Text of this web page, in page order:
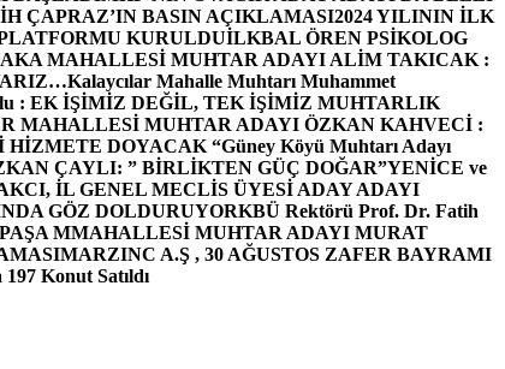
ÇAPRAZ’IN BASIN AÇIKLAMASI2024 YILININ İLK
KURULDUİLKBAL ÖREN PSİKOLOG
MAHALLESİ MUHTAR ADAYI ALİM TAKICAK :
Kalaycılar Mahalle Muhtarı Muhammet
: EK İŞİMİZ DEĞİL, TEK İŞİMİZ MUHTARLIK
MAHALLESİ MUHTAR ADAYI ÖZKAN KAHVECİ :
HİZMETE DOYACAK “Güney Köyü Muhtarı Adayı
ÇAYLI: ” BİRLİKTEN GÜÇ DOĞAR”YENİCE ve
İL GENEL MECLİS ÜYESİ ADAY ADAYI
GÖZ DOLDURUYORKBÜ Rektörü Prof. Dr. Fatih
MMAHALLESİ MUHTAR ADAYI MURAT
MARZINC A.Ş , 30 AĞUSTOS ZAFER BAYRAMI
Konut Satıldı